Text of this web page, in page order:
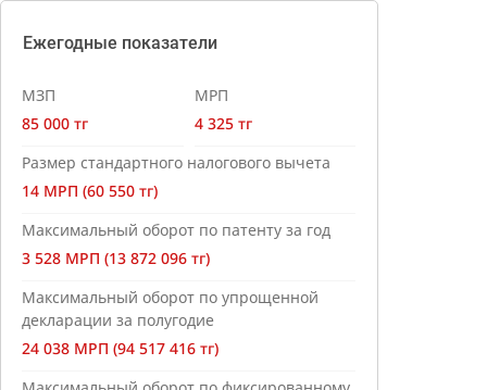
Ежегодные показатели
МЗП
85 000 тг
МРП
4 325 тг
Размер стандартного налогового вычета
14 МРП (60 550 тг)
Максимальный оборот по патенту за год
3 528 МРП (13 872 096 тг)
Максимальный оборот по упрощенной
декларации за полугодие
24 038 МРП (94 517 416 тг)